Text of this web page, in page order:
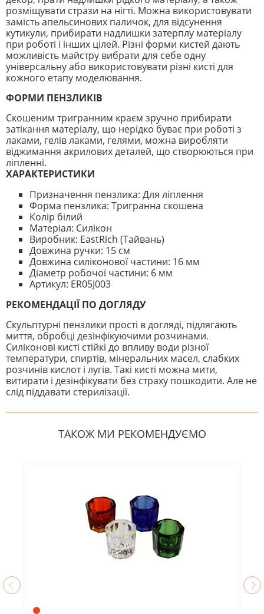
розміщувати стрази на нігті. Можна використовувати
замість апельсинових паличок, для відсунення
кутикули, прибирати надлишки затерплу матеріалу
при роботі і інших цілей. Різні форми кистей дають
можливість майстру вибрати для себе одну
універсальну або використовувати різні кисті для
кожного етапу моделювання.
ФОРМИ ПЕНЗЛИКІВ
Скошеним тригранним краєм зручно прибирати
затікання матеріалу, що нерідко буває при роботі з
лаками, гелів лаками, гелями, можна виробляти
віджимання акрилових деталей, що створюються при
ліпленні.
ХАРАКТЕРИСТИКИ
Призначення пензлика: Для ліплення
Форма пензлика: Тригранна скошена
Колір білий
Матеріал: Силікон
Виробник: EastRich (Тайвань)
Довжина ручки: 15 см
Довжина силіконової частини: 16 мм
Діаметр робочої частини: 6 мм
Артикул: ER05J003
РЕКОМЕНДАЦІЇ ПО ДОГЛЯДУ
Скульптурні пензлики прості в догляді, підлягають
миття, обробці дезінфікуючими розчинами.
Силіконові кисті стійкі до впливу води різної
температури, спиртів, мінеральних масел, слабких
розчинів кислот і лугів. Такі кисті можна мити,
витирати і дезінфікувати без страху пошкодити. Але не
слід піддавати стерилізації.
На даний час немає відгуків. Ви
першим, хто напише відгук.
ТАКОЖ МИ РЕКОМЕНДУЄМО